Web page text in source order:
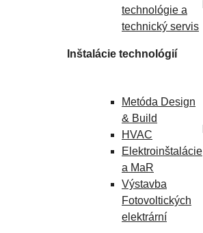
technológie a
technický servis
Inštalácie technológií
Metóda Design
& Build
HVAC
Elektroinštalácie
a MaR
Výstavba
Fotovoltických
elektrární